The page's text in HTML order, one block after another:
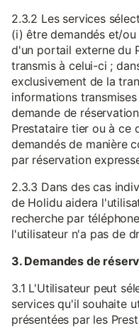
2.3.2 Les services
(i) être demandés et/
d'un portail externe du
transmis à celui-ci ;
exclusivement de la
informations
demande de
Prestataire tier ou à ce
demandés de manière
par réservation
2.3.3 Dans des cas
de Holidu aidera
recherche par
l'utilisateur n'a pas de
3. Demandes de
3.1 L'Utilisateur peut
services qu'il souhaite
présentées par les